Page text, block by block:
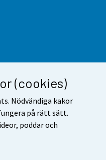
(cookies)
Nödvändiga kakor
på rätt sätt.
poddar och